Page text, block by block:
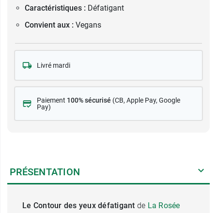
Caractéristiques : Défatigant
Convient aux : Vegans
Livré mardi
Paiement 100% sécurisé (CB, Apple Pay, Google
Pay)
PRÉSENTATION
Le Contour des yeux défatigant de La Rosée